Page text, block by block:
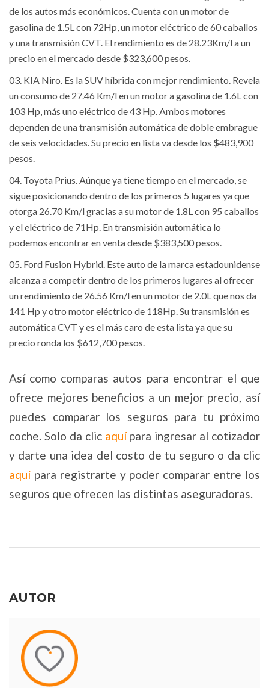
de los autos más económicos. Cuenta con un motor de
gasolina de 1.5L con 72Hp, un motor eléctrico de 60 caballos
y una transmisión CVT. El rendimiento es de 28.23Km/l a un
precio en el mercado desde $323,600 pesos.
KIA Niro. Es la SUV híbrida con mejor rendimiento. Revela
un consumo de 27.46 Km/l en un motor a gasolina de 1.6L con
103 Hp, más uno eléctrico de 43 Hp. Ambos motores
dependen de una transmisión automática de doble embrague
de seis velocidades. Su precio en lista va desde los $483,900
pesos.
Toyota Prius. Aúnque ya tiene tiempo en el mercado, se
sigue posicionando dentro de los primeros 5 lugares ya que
otorga 26.70 Km/l gracias a su motor de 1.8L con 95 caballos
y el eléctrico de 71Hp. En transmisión automática lo
podemos encontrar en venta desde $383,500 pesos.
Ford Fusion Hybrid. Este auto de la marca estadounidense
alcanza a competir dentro de los primeros lugares al ofrecer
un rendimiento de 26.56 Km/l en un motor de 2.0L que nos da
141 Hp y otro motor eléctrico de 118Hp. Su transmisión es
automática CVT y es el más caro de esta lista ya que su
precio ronda los $612,700 pesos.
Así como comparas autos para encontrar el que
ofrece mejores beneficios a un mejor precio, así
puedes comparar los seguros para tu próximo
coche. Solo da clic aquípara ingresar al cotizador
y darte una idea del costo de tu seguro o da clic
aquípara registrarte y poder comparar entre los
seguros que ofrecen las distintas aseguradoras.
AUTOR